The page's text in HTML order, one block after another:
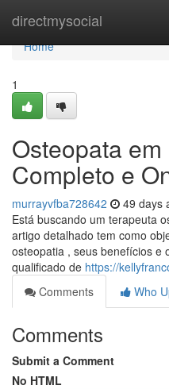
directmysocial
Home
Home
1
Osteopata
Completo e
murrayvfba728642 49 days
Está buscando um terapeuta
artigo detalhado tem como
osteopatia , seus benefícios e
qualificado de https://
Comments
Who
Comments
Submit a Comment
No HTML